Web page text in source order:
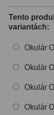
Filtre183
Mesačné a
Slnečné44
CLS a UHC
Tento
variantách:
Okulár
Okulár
Okulár
Okulár